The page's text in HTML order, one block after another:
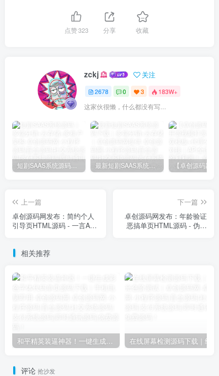
点赞323 分享 收藏
zckj 关注
2678 0 3 183W+
这家伙很懒，什么都没有写...
短剧SAAS系统源码｜多端分销+云存储+多租户架构 最新短剧SAAS系统源码下载｜多端分销+云存储｜卓创源码网提供
上一篇
卓创源码网发布：简约个人
引导页HTML源码 - 一言API
下一篇
卓创源码网发布：年龄验证
恶搞单页HTML源码 - 伪正
相关推荐
和平精英装逼神器！一键生成彩色字体代码单页源码下载｜手机电脑即用-卓创源码网
评论 抢沙发